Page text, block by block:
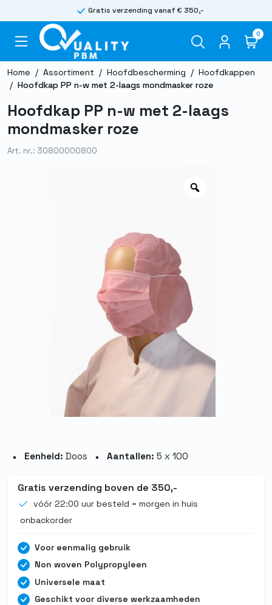
Gratis verzending vanaf € 350,-
0
Home / Assortiment / Hoofdbescherming / Hoofdkappen
/ Hoofdkap PP n-w met 2-laags mondmasker roze
Hoofdkap PP n-w met 2-laags
mondmasker roze
Art. nr.: 30800000800
Eenheid: Doos Aantallen: 5 x 100
Gratis verzending boven de 350,-
vóór 22:00 uur besteld = morgen in huis
onbackorder
Voor eenmalig gebruik
Non woven Polypropyleen
Universele maat
Geschikt voor diverse werkzaamheden